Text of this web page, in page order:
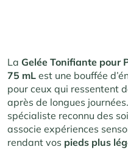
La Gelée Tonifiante pour
75 mL est une bouffée
pour ceux qui ressentent
après de longues
spécialiste reconnu des
associe expériences
rendant vos pieds plus